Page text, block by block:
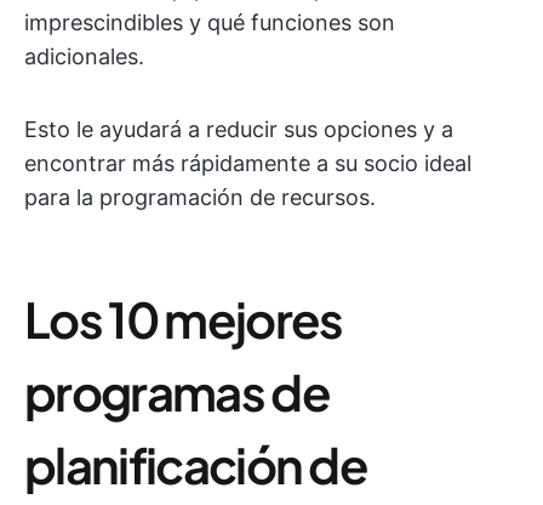
imprescindibles y qué funciones son
adicionales.
Esto le ayudará a reducir sus opciones y a
encontrar más rápidamente a su socio ideal
para la programación de recursos.
Los 10 mejores
programas de
planificación de